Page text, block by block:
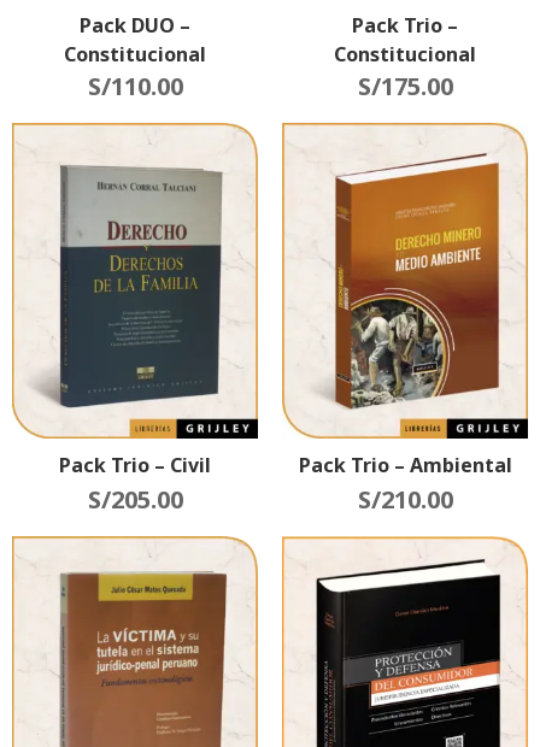
Pack DUO –
Constitucional
S/110.00
Pack Trio –
Constitucional
S/175.00
Pack Trio – Civil
S/205.00
Pack Trio – Ambiental
S/210.00